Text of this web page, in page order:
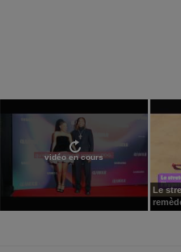
vidéo en cours
Le